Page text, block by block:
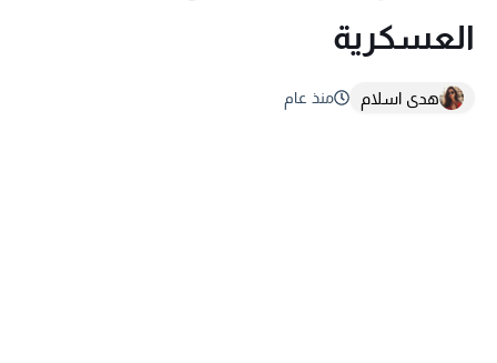
العسكرية
هدى اسلام منذ عام